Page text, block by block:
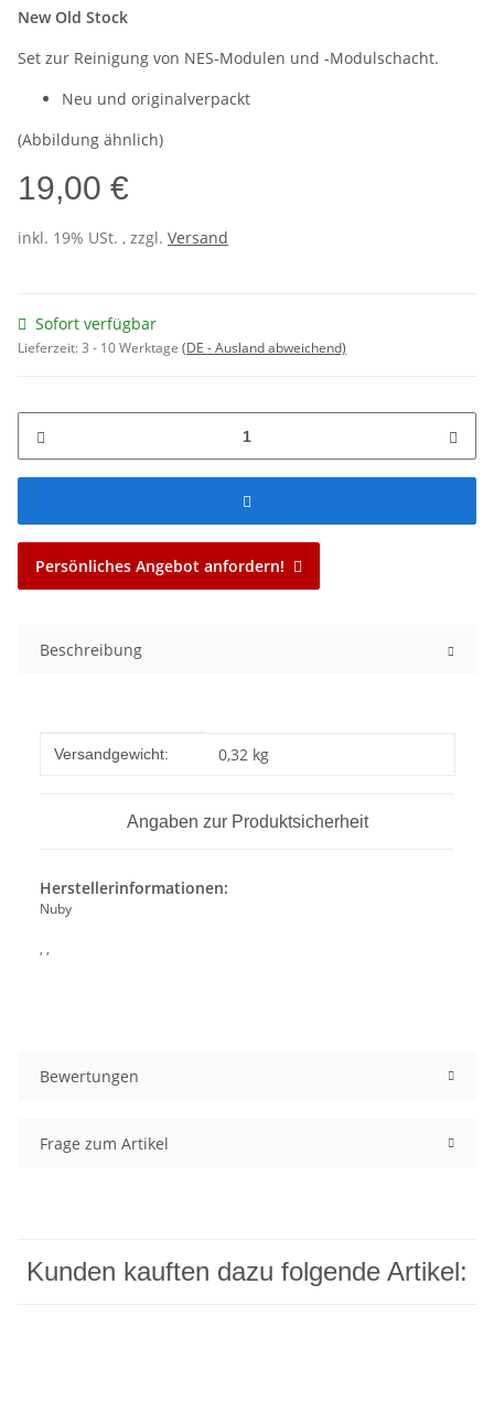
New Old Stock
Set zur Reinigung von NES-Modulen und -Modulschacht.
Neu und originalverpackt
(Abbildung ähnlich)
19,00 €
inkl. 19% USt. , zzgl. Versand
Sofort verfügbar
Lieferzeit:3 - 10 Werktage (DE - Ausland abweichend)
Persönliches Angebot anfordern!
Beschreibung
Produkteigenschaft
Wert
Versandgewicht: 0,32 kg
Angaben zur Produktsicherheit
Herstellerinformationen:
Nuby
, ,
Bewertungen
Frage zum Artikel
Kunden kauften dazu folgende Artikel: